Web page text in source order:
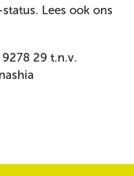
Lees ook ons
29 t.n.v.